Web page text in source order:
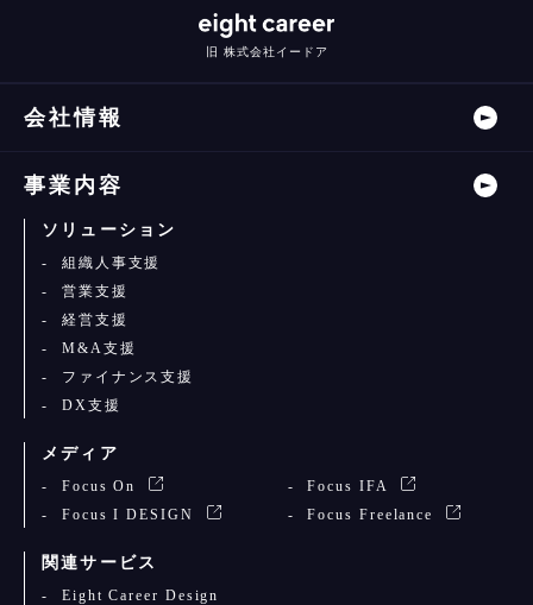
旧 株式会社イードア
会社情報
事業内容
ソリューション
組織人事支援
営業支援
経営支援
M&A支援
ファイナンス支援
DX支援
メディア
Focus On
Focus IFA
Focus I DESIGN
Focus Freelance
関連サービス
Eight Career Design